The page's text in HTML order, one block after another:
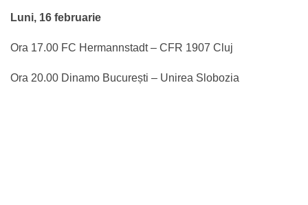
Luni, 16 februarie
Ora 17.00 FC Hermannstadt – CFR 1907 Cluj
Ora 20.00 Dinamo București – Unirea Slobozia